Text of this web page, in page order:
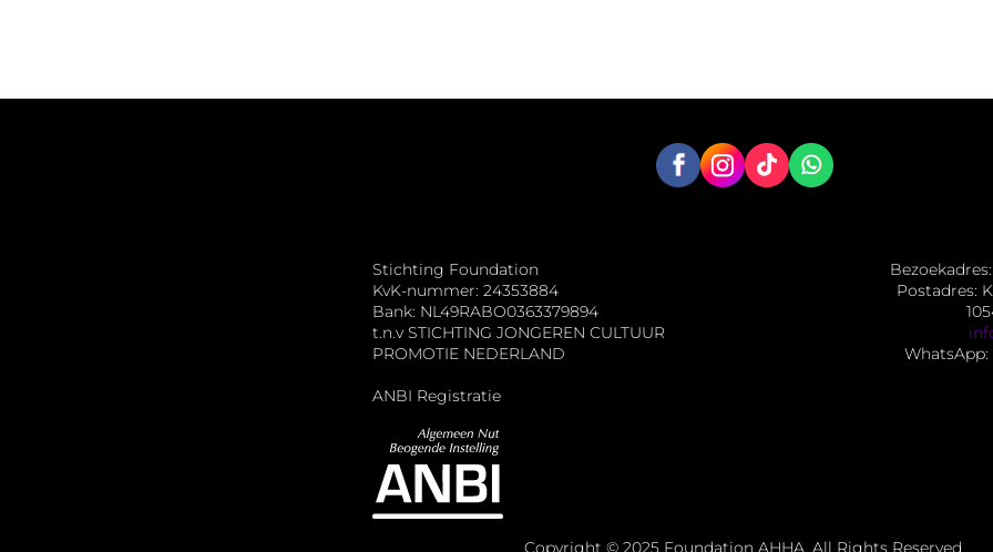
Stichting Foundation
KvK-nummer: 24353884
Bank: NL49RABO0363379894
t.n.v STICHTING JONGEREN CULTUUR
PROMOTIE NEDERLAND
ANBI Registratie
Postadres:
WhatsApp:
Copyright © 2025 Foundation AHHA. All Rights Reserved.